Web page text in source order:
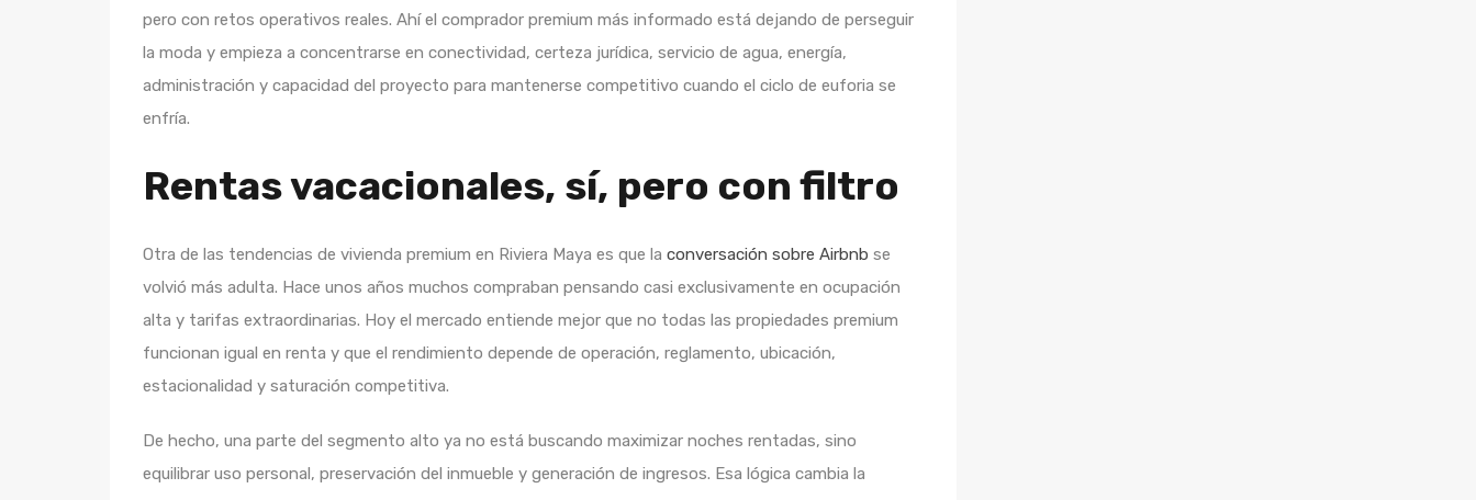
pero con retos operativos reales. Ahí el comprador premium más informado está dejando de perseguir
la moda y empieza a concentrarse en conectividad, certeza jurídica, servicio de agua, energía,
administración y capacidad del proyecto para mantenerse competitivo cuando el ciclo de euforia se
enfría.
Rentas vacacionales, sí, pero con filtro
Otra de las tendencias de vivienda premium en Riviera Maya es que la conversación sobre Airbnb se
volvió más adulta. Hace unos años muchos compraban pensando casi exclusivamente en ocupación
alta y tarifas extraordinarias. Hoy el mercado entiende mejor que no todas las propiedades premium
funcionan igual en renta y que el rendimiento depende de operación, reglamento, ubicación,
estacionalidad y saturación competitiva.
De hecho, una parte del segmento alto ya no está buscando maximizar noches rentadas, sino
equilibrar uso personal, preservación del inmueble y generación de ingresos. Esa lógica cambia la